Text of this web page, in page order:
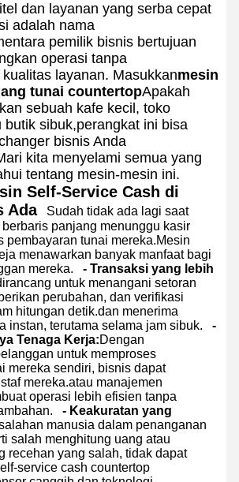
dan layanan yang serba cepat
adalah nama
pemilik bisnis bertujuan
operasi tanpa
layanan. Masukkanmesin
tunai countertopApakah
sebuah kafe kecil, toko
butik sibuk,perangkat ini bisa
bisnis Anda
kita menyelami semua yang
tentang mesin-mesin ini.
Self-Service Cash di
Ada
Sudah tidak ada lagi saat
panjang menunggu kasir
pembayaran tunai mereka.Mesin
menawarkan banyak manfaat bagi
mereka.
- Transaksi yang lebih
untuk menangani setoran
perubahan, dan verifikasi
hitungan detik.dan menerima
instan, terutama selama jam sibuk.
-
Tenaga Kerja:Dengan
untuk memproses
mereka sendiri, bisnis dapat
mereka.atau manajemen
operasi lebih efisien tanpa
- Keakuratan yang
manusia dalam penanganan
salah menghitung uang atau
recehan yang salah, tidak dapat
service cash countertop